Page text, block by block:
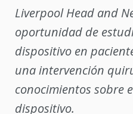
Liverpool Head and
oportunidad de
dispositivo en
una intervención
conocimientos sobre
dispositivo.